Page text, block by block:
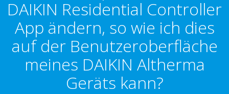
DAIKIN Residential Controller
App ändern, so wie ich dies
auf der Benutzeroberfläche
meines DAIKIN Altherma
Geräts kann?